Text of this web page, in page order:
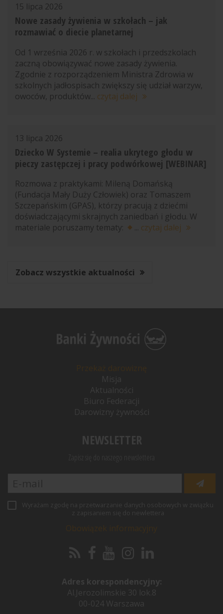
15 lipca 2026
Nowe zasady żywienia w szkołach – jak
rozmawiać o diecie planetarnej
Od 1 września 2026 r. w szkołach i przedszkolach
zaczną obowiązywać nowe zasady żywienia.
Zgodnie z rozporządzeniem Ministra Zdrowia w
szkolnych jadłospisach zwiększy się udział warzyw,
owoców, produktów... czytaj dalej
13 lipca 2026
Dziecko W Systemie – realia ukrytego głodu w
pieczy zastępczej i pracy podwórkowej [WEBINAR]
Rozmowa z praktykami: Mileną Domańską
(Fundacja Mały Duży Człowiek) oraz Tomaszem
Szczepańskim (GPAS), którzy pracują z dziećmi
doświadczającymi skrajnych zaniedbań i głodu. W
materiale poruszamy tematy:
... czytaj dalej
Zobacz wszystkie aktualności
Misja
Aktualności
Biuro Federacji
Darowizny żywności
NEWSLETTER
Zapisz się do naszego newslettera
Wyrażam zgodę na przetwarzanie danych osobowych w związku
z zapisaniem się do newlettera
Adres korespondencyjny:
Al.Jerozolimskie 30 lok.8
00-024 Warszawa